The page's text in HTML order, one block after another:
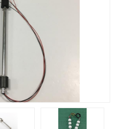
转速表